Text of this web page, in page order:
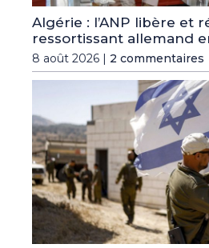
Algérie : l’ANP libère et
ressortissant allemand
8 août 2026 | 2 commentaires